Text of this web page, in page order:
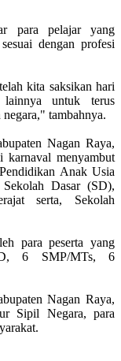
para pelajar yang
dengan profesi
kita saksikan hari
untuk terus
tambahnya.
Nagan Raya,
karnaval menyambut
Anak Usia
Dasar (SD),
serta, Sekolah
para peserta yang
6 SMP/MTs, 6
Nagan Raya,
Sipil Negara, para